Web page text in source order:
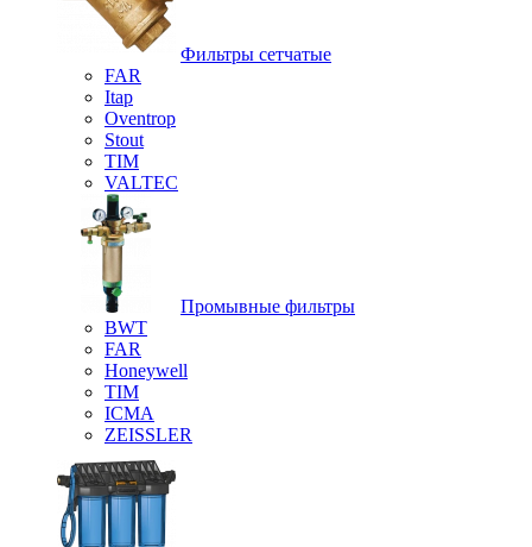
Фильтры сетчатые
FAR
Itap
Oventrop
Stout
TIM
VALTEC
Промывные фильтры
BWT
FAR
Honeywell
TIM
ICMA
ZEISSLER